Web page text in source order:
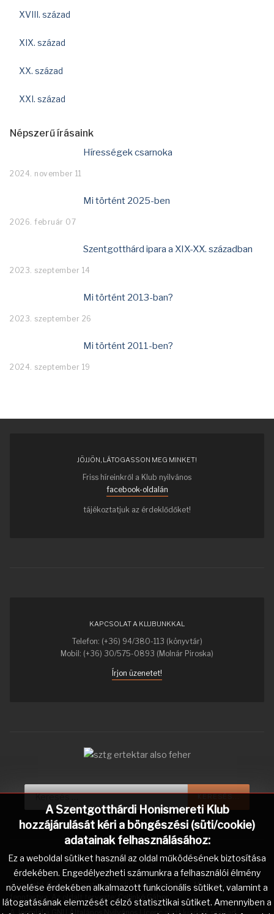
XVIII. század
XIX. század
XX. század
XXI. század
Népszerű írásaink
Hírességek csarnoka
2024. november 11
Mi történt 2025-ben
2026. február 07
Szentgotthárd ipara a XIX-XX. században
2023. szeptember 14
Mi történt 2013-ban?
2023. szeptember 26
Mi történt 2011-ben?
2024. szeptember 19
A Szentgotthárdi Honismereti Klub
hozzájárulását kéri a böngészési (süti/cookie)
adatainak felhasználásához:
Ez a weboldal sütiket használ az oldal működésének biztosítása
érdekében. Engedélyezheti számunkra a felhasználói élmény
növelése érdekében alkalmazott funkcionális sütiket, valamint a
látogatásának elemzését célzó statisztikai sütiket. Amennyiben a
JÖJJÖN, LÁTOGASSON MEG MINKET!
Friss híreinkről a Klub nyilvános
facebook-oldalán
tájékoztatjuk az érdeklődőket!
KAPCSOLAT A KLUBUNKKAL
Telefon: (+36) 94/380-113 (könyvtár)
Mobil: (+36) 30/575-0893 (Molnár Piroska)
Írjon üzenetet!
Keresés...
Copyright © 2026 Szentgotthárdi Honismereti Klub. Minden jog
fenntartva. Az oldalt tervezte:Csilinkó Gábor.